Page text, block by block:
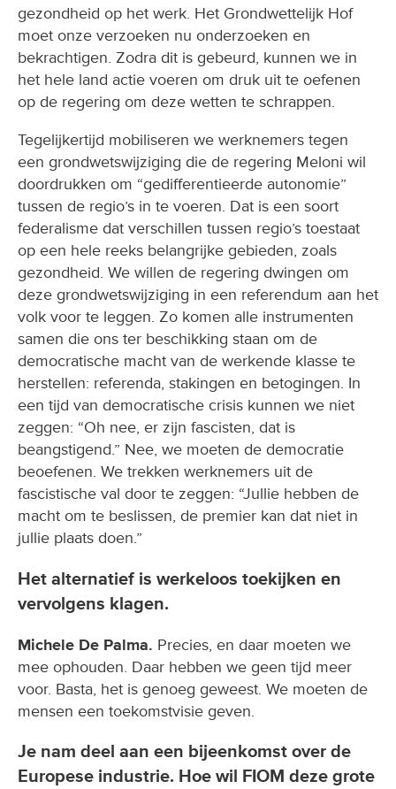
gezondheid op het werk. Het Grondwettelijk Hof
moet onze verzoeken nu onderzoeken en
bekrachtigen. Zodra dit is gebeurd, kunnen we in
het hele land actie voeren om druk uit te oefenen
op de regering om deze wetten te schrappen.
Tegelijkertijd mobiliseren we werknemers tegen
een grondwetswijziging die de regering Meloni wil
doordrukken om “gedifferentieerde autonomie”
tussen de regio’s in te voeren. Dat is een soort
federalisme dat verschillen tussen regio’s toestaat
op een hele reeks belangrijke gebieden, zoals
gezondheid. We willen de regering dwingen om
deze grondwetswijziging in een referendum aan het
volk voor te leggen. Zo komen alle instrumenten
samen die ons ter beschikking staan om de
democratische macht van de werkende klasse te
herstellen: referenda, stakingen en betogingen. In
een tijd van democratische crisis kunnen we niet
zeggen: “Oh nee, er zijn fascisten, dat is
beangstigend.” Nee, we moeten de democratie
beoefenen. We trekken werknemers uit de
fascistische val door te zeggen: “Jullie hebben de
macht om te beslissen, de premier kan dat niet in
jullie plaats doen.”
Het alternatief is werkeloos toekijken en
vervolgens klagen.
Michele De Palma. Precies, en daar moeten we
mee ophouden. Daar hebben we geen tijd meer
voor. Basta, het is genoeg geweest. We moeten de
mensen een toekomstvisie geven.
Je nam deel aan een bijeenkomst over de
Europese industrie. Hoe wil FIOM deze grote